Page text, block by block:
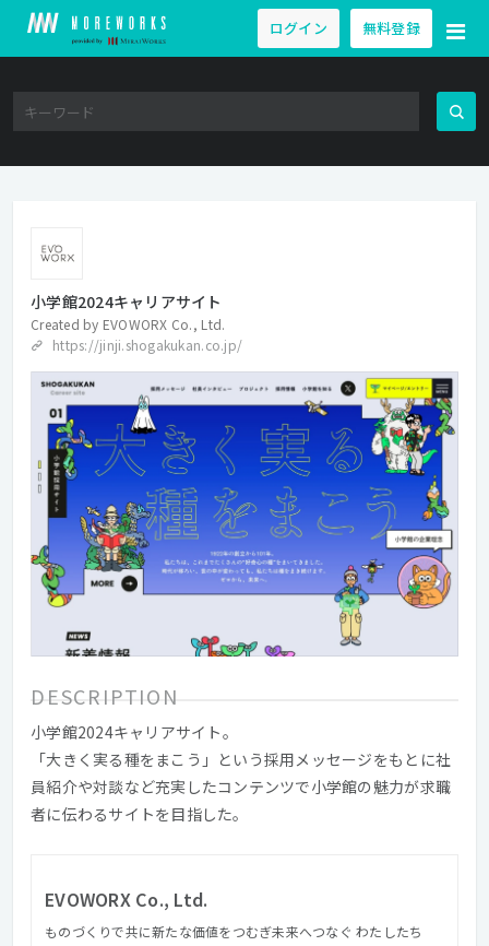
ログイン 無料登録
小学館2024キャリアサイト
Created by EVOWORX Co., Ltd.
https://jinji.shogakukan.co.jp/
DESCRIPTION
小学館2024キャリアサイト。
「大きく実る種をまこう」という採用メッセージをもとに社
員紹介や対談など充実したコンテンツで小学館の魅力が求職
者に伝わるサイトを目指した。
EVOWORX Co., Ltd.
ものづくりで共に新たな価値をつむぎ未来へつなぐ わたしたち